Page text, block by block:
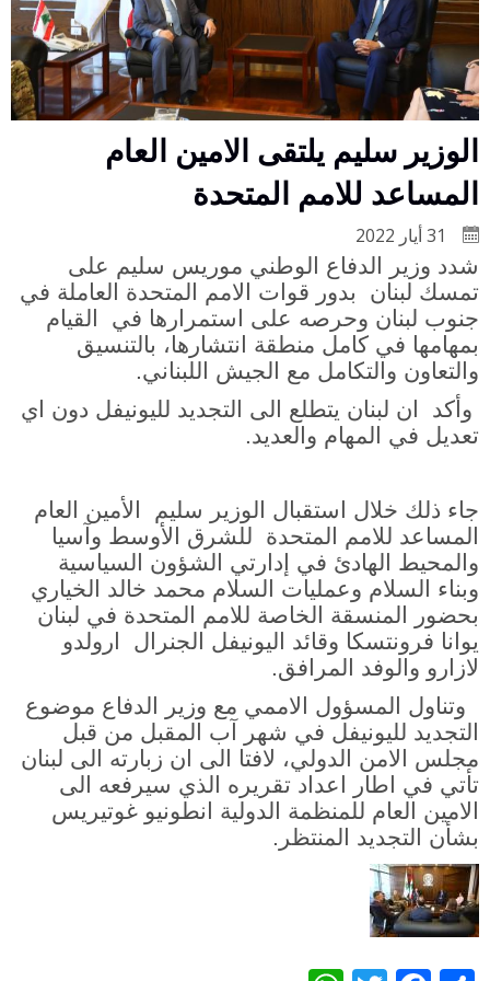
الوزير سليم يلتقى الامين العام
المساعد للامم المتحدة
شدد وزير الدفاع الوطني موريس سليم على
تمسك لبنان بدور قوات الامم المتحدة العاملة في
جنوب لبنان وحرصه على استمرارها في القيام
بمهامها في كامل منطقة انتشارها، بالتنسيق
والتعاون والتكامل مع الجيش اللبناني.
وأكد ان لبنان يتطلع الى التجديد لليونيفل دون اي
تعديل في المهام والعديد.
جاء ذلك خلال استقبال الوزير سليم الأمين العام
المساعد للامم المتحدة للشرق الأوسط وآسيا
والمحيط الهادئ في إدارتي الشؤون السياسية
وبناء السلام وعمليات السلام محمد خالد الخياري
بحضور المنسقة الخاصة للامم المتحدة في لبنان
يوانا فرونتسكا وقائد اليونيفل الجنرال ارولدو
لازارو والوفد المرافق.
وتناول المسؤول الاممي مع وزير الدفاع موضوع
التجديد لليونيفل في شهر آب المقبل من قبل
مجلس الامن الدولي، لافتا الى ان زبارته الى لبنان
تأتي في اطار اعداد تقريره الذي سيرفعه الى
الامين العام للمنظمة الدولية انطونيو غوتيريس
بشأن التجديد المنتظر.